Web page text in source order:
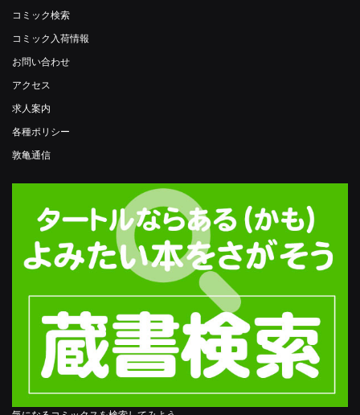
コミック検索
コミック入荷情報
お問い合わせ
アクセス
求人案内
各種ポリシー
敦亀通信